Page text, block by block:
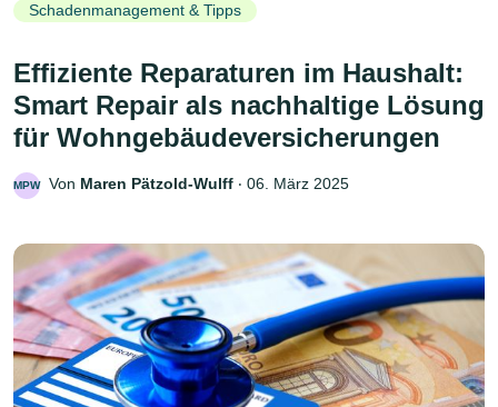
Schadenmanagement & Tipps
Effiziente Reparaturen im Haushalt:
Smart Repair als nachhaltige Lösung
für Wohngebäudeversicherungen
MPW Von Maren Pätzold-Wulff ‧ 06. März 2025